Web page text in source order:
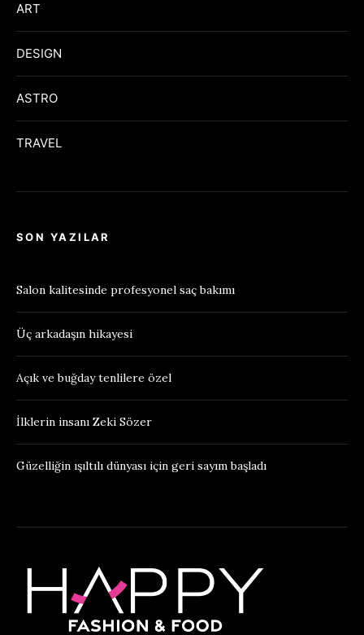
ART
DESIGN
ASTRO
TRAVEL
SON YAZILAR
Salon kalitesinde profesyonel saç bakımı
Üç arkadaşın hikayesi
Açık ve buğday tenlilere özel
İlklerin insanı Zeki Sözer
Güzelliğin ışıltılı dünyası için geri sayım başladı